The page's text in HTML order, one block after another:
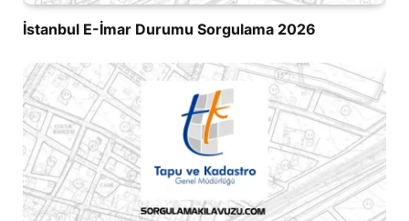
İstanbul E-İmar Durumu Sorgulama 2026